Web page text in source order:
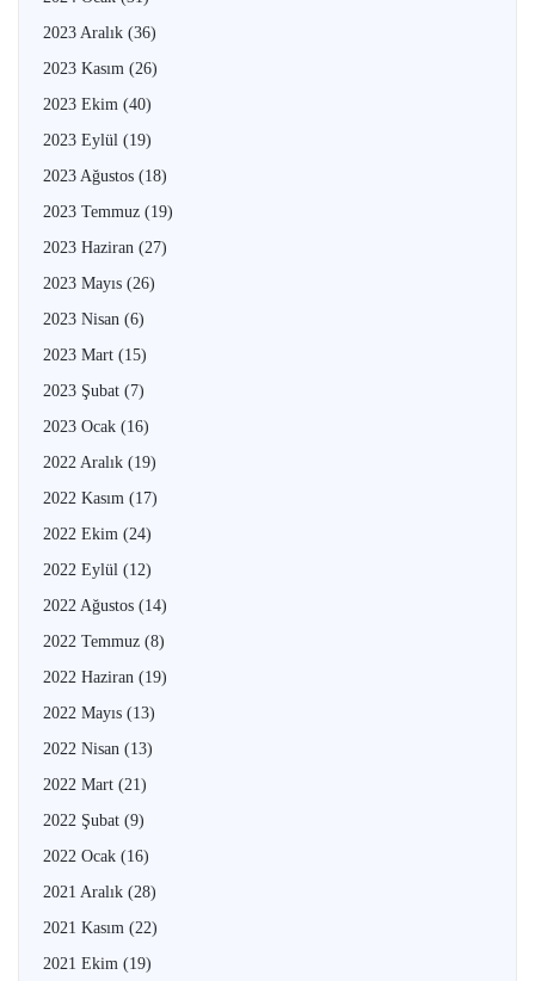
2023 Aralık (36)
2023 Kasım (26)
2023 Ekim (40)
2023 Eylül (19)
2023 Ağustos (18)
2023 Temmuz (19)
2023 Haziran (27)
2023 Mayıs (26)
2023 Nisan (6)
2023 Mart (15)
2023 Şubat (7)
2023 Ocak (16)
2022 Aralık (19)
2022 Kasım (17)
2022 Ekim (24)
2022 Eylül (12)
2022 Ağustos (14)
2022 Temmuz (8)
2022 Haziran (19)
2022 Mayıs (13)
2022 Nisan (13)
2022 Mart (21)
2022 Şubat (9)
2022 Ocak (16)
2021 Aralık (28)
2021 Kasım (22)
2021 Ekim (19)